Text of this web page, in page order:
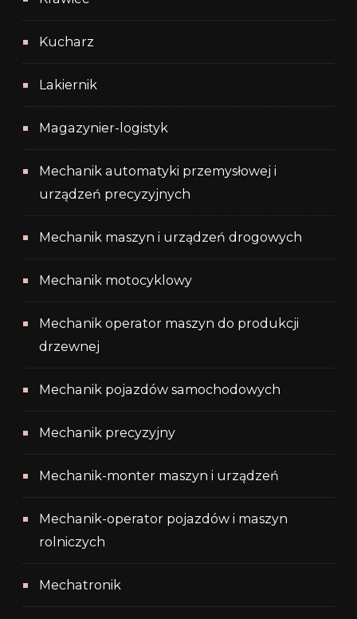
Kucharz
Lakiernik
Magazynier-logistyk
Mechanik automatyki przemysłowej i
urządzeń precyzyjnych
Mechanik maszyn i urządzeń drogowych
Mechanik motocyklowy
Mechanik operator maszyn do produkcji
drzewnej
Mechanik pojazdów samochodowych
Mechanik precyzyjny
Mechanik-monter maszyn i urządzeń
Mechanik-operator pojazdów i maszyn
rolniczych
Mechatronik